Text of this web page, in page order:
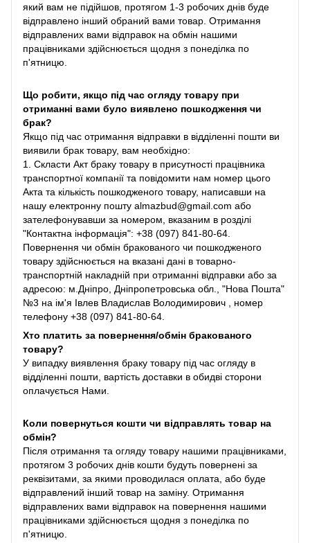
який вам не підійшов, протягом 1-3 робочих днів буде
відправлено інший обраний вами товар. Отримання
відправлених вами відправок на обмін нашими
працівниками здійснюється щодня з понеділка по
п'ятницю.
Що робити, якщо під час огляду товару при
отриманні вами було виявлено пошкодження чи
брак?
Якщо під час отримання відправки в відділенні пошти ви
виявили брак товару, вам необхідно:
1. Скласти Акт браку товару в присутності працівника
транспортної компанії та повідомити нам номер цього
Акта та кількість пошкодженого товару, написавши на
нашу електронну пошту almazbud@gmail.com або
зателефонувавши за номером, вказаним в розділі
"Контактна інформація": +38 (097) 841-80-64.
Повернення чи обмін бракованого чи пошкодженого
товару здійснюється на вказані дані в товарно-
транспортній накладній при отриманні відправки або за
адресою: м.Дніпро, Дніпропетровська обл., "Нова Пошта"
№3 на ім'я Івлев Владислав Володимирович , номер
телефону +38 (097) 841-80-64.
Хто платить за повернення/обмін бракованого
товару?
У випадку виявлення браку товару під час огляду в
відділенні пошти, вартість доставки в обидві сторони
оплачується Нами.
Коли повернуться кошти чи відправлять товар на
обмін?
Після отримання та огляду товару нашими працівниками,
протягом 3 робочих днів кошти будуть повернені за
реквізитами, за якими проводилася оплата, або буде
відправлений інший товар на заміну. Отримання
відправлених вами відправок на повернення нашими
працівниками здійснюється щодня з понеділка по
п'ятницю.